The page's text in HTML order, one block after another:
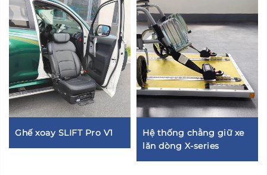
Ghế xoay SLIFT Pro V1
Hệ thống chằng giữ xe
lăn dòng X-series